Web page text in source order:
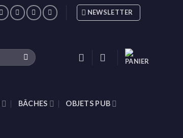
NEWSLETTER
BÂCHES OBJETS PUB